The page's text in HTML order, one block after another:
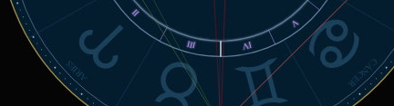
ARIES CÁNCER
II
III IV
V